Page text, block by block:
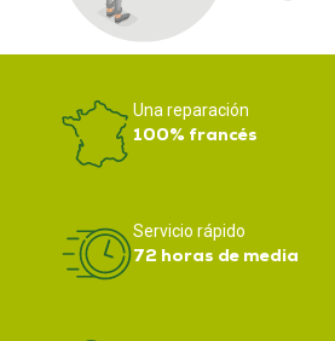
Una reparación
100% francés
Servicio rápido
72 horas de media